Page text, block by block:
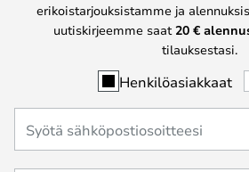
erikoistarjouksistamme ja
uutiskirjeemme saat 20 €
tilauksestasi.
Henkilöasiakkaat